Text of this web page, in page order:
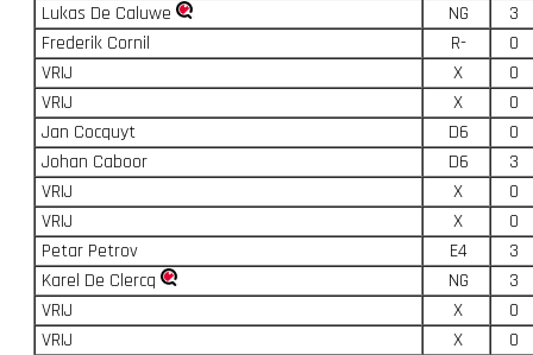
Lukas De Caluwe
NG
3
Frederik Cornil
R-
0
VRIJ
X
0
VRIJ
X
0
Jan Cocquyt
D6
0
Johan Caboor
D6
3
VRIJ
X
0
VRIJ
X
0
Petar Petrov
E4
3
Karel De Clercq
NG
3
VRIJ
X
0
VRIJ
X
0